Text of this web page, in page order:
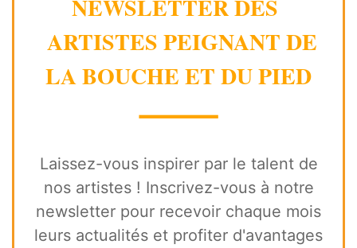
NEWSLETTER DES
ARTISTES PEIGNANT DE
LA BOUCHE ET DU PIED
⸻
Laissez-vous inspirer par le talent de
nos artistes ! Inscrivez-vous à notre
newsletter pour recevoir chaque mois
leurs actualités et profiter d'avantages